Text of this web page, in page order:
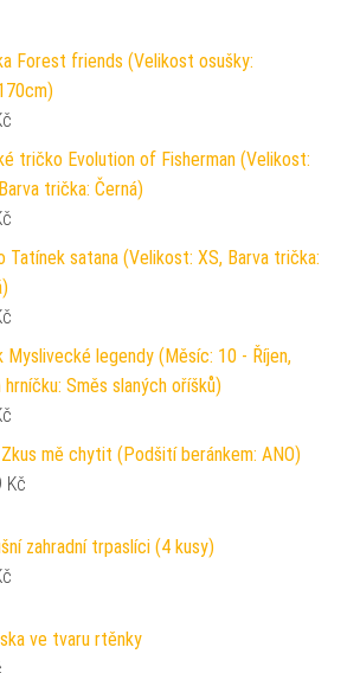
Forest friends (Velikost osušky:
tričko Evolution of Fisherman (Velikost:
trička: Černá)
Tatínek satana (Velikost: XS, Barva trička:
Myslivecké legendy (Měsíc: 10 - Říjen,
hrníčku: Směs slaných oříšků)
mě chytit (Podšití beránkem: ANO)
Kč
zahradní trpaslíci (4 kusy)
ve tvaru rtěnky